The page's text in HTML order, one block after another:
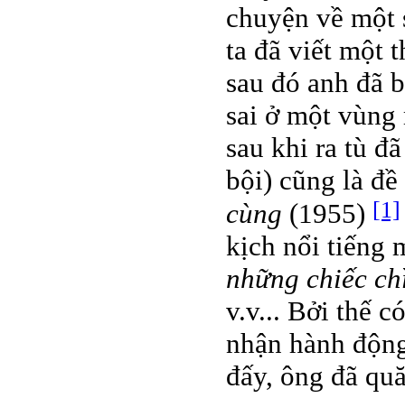
chuyện về
ta đã viết một
sau đó anh đã
sai ở một
sau khi ra tù
bội) cũng là
cùng (1955) [1]
kịch nổi tiếng
những chiếc
v.v... Bởi thế
nhận hành
đấy, ông đã